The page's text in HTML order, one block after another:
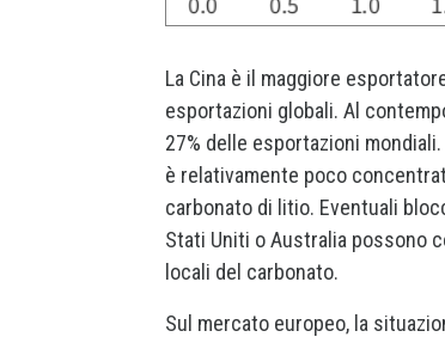
La Cina è il maggiore
esportazioni globali. Al
27% delle esportazioni
è relativamente poco
carbonato di litio. Eventuali
Stati Uniti o Australia possono
locali del carbonato.
Sul mercato europeo, la